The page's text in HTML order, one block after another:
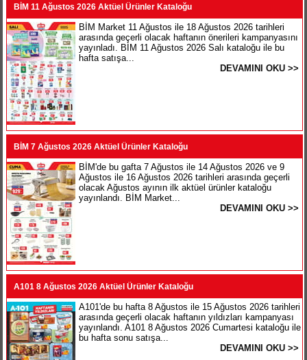
BİM 11 Ağustos 2026 Aktüel Ürünler Kataloğu
BİM Market 11 Ağustos ile 18 Ağustos 2026 tarihleri
arasında geçerli olacak haftanın önerileri kampanyasını
yayınladı. BİM 11 Ağustos 2026 Salı kataloğu ile bu
hafta satışa...
DEVAMINI OKU >>
BİM 7 Ağustos 2026 Aktüel Ürünler Kataloğu
BİM'de bu gafta 7 Ağustos ile 14 Ağustos 2026 ve 9
Ağustos ile 16 Ağustos 2026 tarihleri arasında geçerli
olacak Ağustos ayının ilk aktüel ürünler kataloğu
yayınlandı. BİM Market...
DEVAMINI OKU >>
A101 8 Ağustos 2026 Aktüel Ürünler Kataloğu
A101'de bu hafta 8 Ağustos ile 15 Ağustos 2026 tarihleri
arasında geçerli olacak haftanın yıldızları kampanyası
yayınlandı. A101 8 Ağustos 2026 Cumartesi kataloğu ile
bu hafta sonu satışa...
DEVAMINI OKU >>